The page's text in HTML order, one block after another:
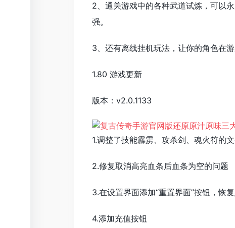
2、通关游戏中的各种武道试炼，可以
强。
3、还有离线挂机玩法，让你的角色在
1.80 游戏更新
版本：v2.0.1133
1.调整了技能霹雳、攻杀剑、魂火符的
2.修复取消高亮血条后血条为空的问题
3.在设置界面添加“重置界面”按钮，恢
4.添加充值按钮